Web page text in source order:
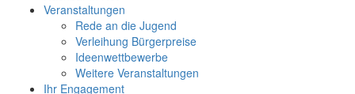
Veranstaltungen
Rede an die Jugend
Verleihung Bürgerpreise
Ideenwettbewerbe
Weitere Veranstaltungen
Ihr Engagement